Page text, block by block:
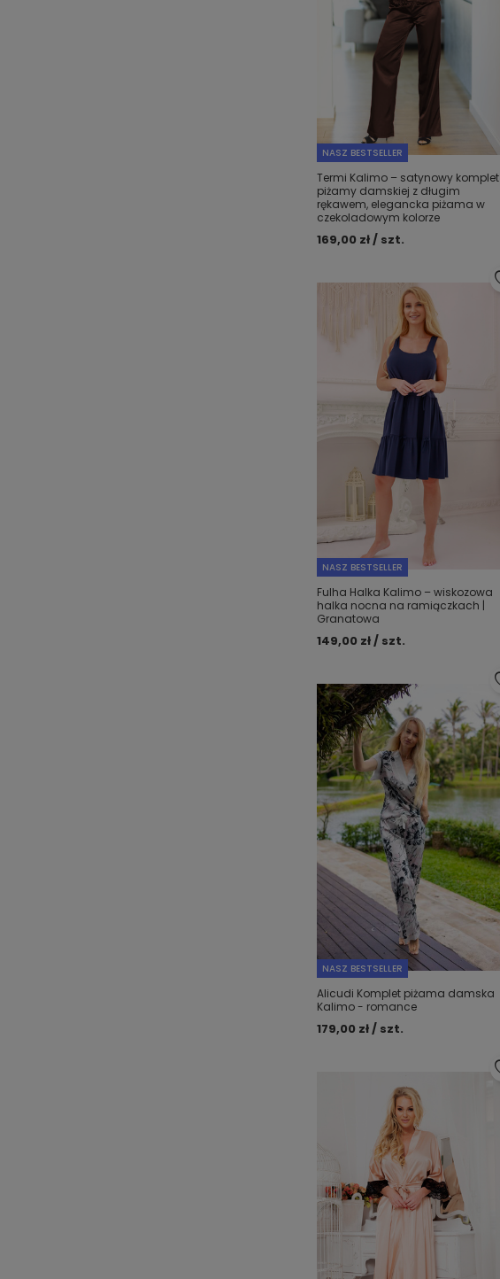
NASZ BESTSELLER
Termi Kalimo – satynowy komplet
piżamy damskiej z długim
rękawem, elegancka piżama w
czekoladowym kolorze
169,00 zł / szt.
NASZ BESTSELLER
Fulha Halka Kalimo – wiskozowa
halka nocna na ramiączkach |
Granatowa
149,00 zł / szt.
NASZ BESTSELLER
Alicudi Komplet piżama damska
Kalimo - romance
179,00 zł / szt.